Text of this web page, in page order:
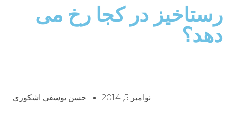
رستاخیز در کجا رخ می
دهد؟
نوامبر 5, 2014 حسن یوسفی اشکوری